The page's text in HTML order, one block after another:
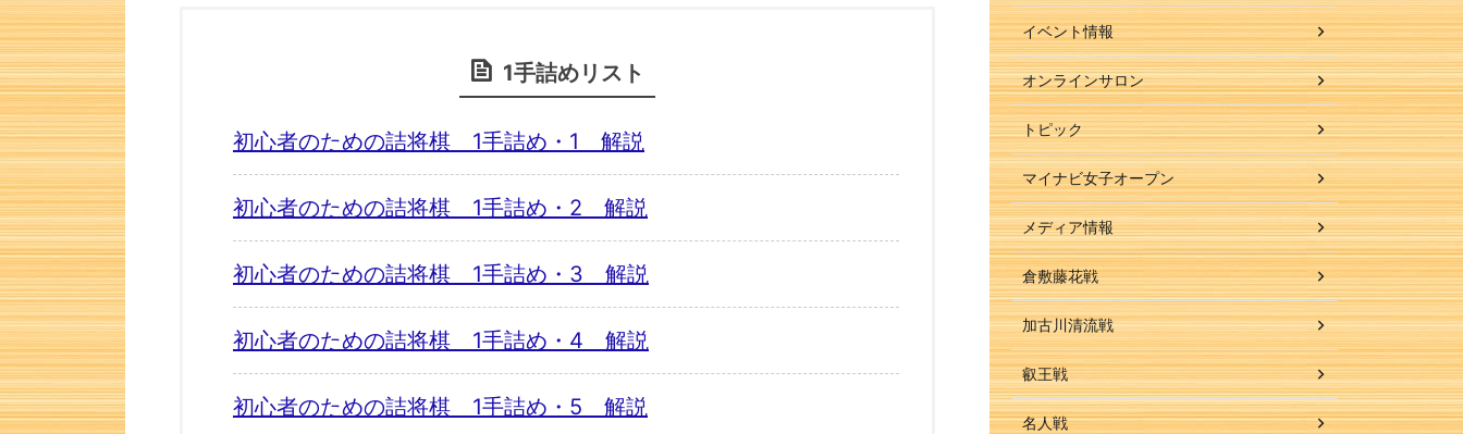
1手詰めリスト
初心者のための詰将棋 1手詰め・1 解説
初心者のための詰将棋 1手詰め・2 解説
初心者のための詰将棋 1手詰め・3 解説
初心者のための詰将棋 1手詰め・4 解説
初心者のための詰将棋 1手詰め・5 解説
イベント情報
オンラインサロン
トピック
マイナビ女子オープン
メディア情報
倉敷藤花戦
加古川清流戦
叡王戦
名人戦